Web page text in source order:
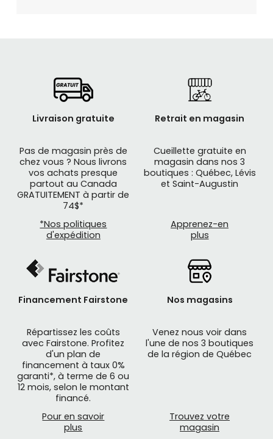
Livraison gratuite
Pas de magasin près de
chez vous ? Nous livrons
vos achats presque
partout au Canada
GRATUITEMENT à partir de
74$*
*Nos politiques
d'expédition
Retrait en magasin
Cueillette gratuite en
magasin dans nos 3
boutiques : Québec, Lévis
et Saint-Augustin
Apprenez-en
plus
Financement Fairstone
Répartissez les coûts
avec Fairstone. Profitez
d'un plan de
financement à taux 0%
garanti*, à terme de 6 ou
12 mois, selon le montant
financé.
Pour en savoir
plus
Nos magasins
Venez nous voir dans
l'une de nos 3 boutiques
de la région de Québec
Trouvez votre
magasin